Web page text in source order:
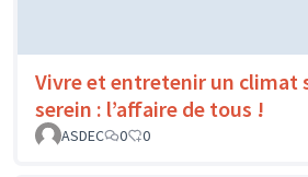
Vivre et entretenir un climat
serein : l’affaire de tous !
ASDEC
0 0